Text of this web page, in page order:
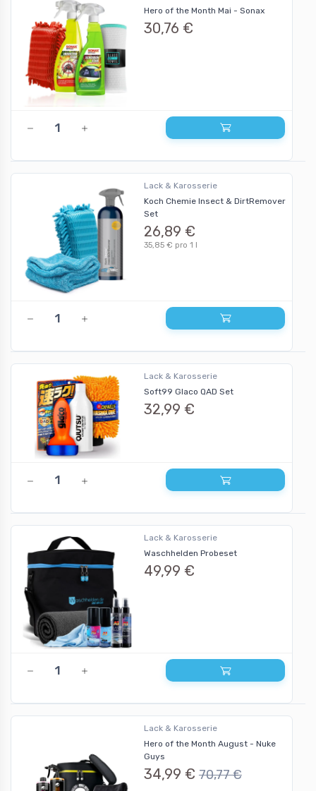
Hero of the Month Mai - Sonax
30,76 €
Lack & Karosserie
Koch Chemie Insect & DirtRemover
Set
26,89 €
35,85 € pro 1 l
Lack & Karosserie
Soft99 Glaco QAD Set
32,99 €
Lack & Karosserie
Waschhelden Probeset
49,99 €
Lack & Karosserie
Hero of the Month August - Nuke
Guys
34,99 € 70,77 €